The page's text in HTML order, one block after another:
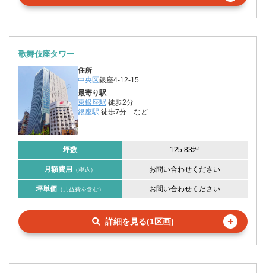
歌舞伎座タワー
住所
中央区銀座4-12-15
最寄り駅
東銀座駅 徒歩2分
銀座駅 徒歩7分 など
坪数 125.83坪
月額費用 （税込） お問い合わせください
坪単価 （共益費を含む） お問い合わせください
詳細を見る(1区画) ＋